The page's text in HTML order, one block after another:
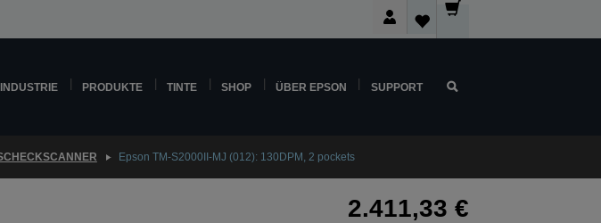
INDUSTRIE PRODUKTE TINTE SHOP ÜBER EPSON SUPPORT
Epson TM-S2000II-MJ (012): 130DPM, 2 pockets
2.411,33 €